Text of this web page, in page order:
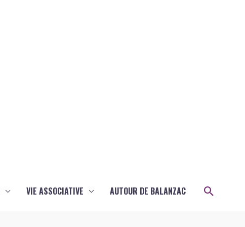
VIE ASSOCIATIVE AUTOUR DE BALANZAC